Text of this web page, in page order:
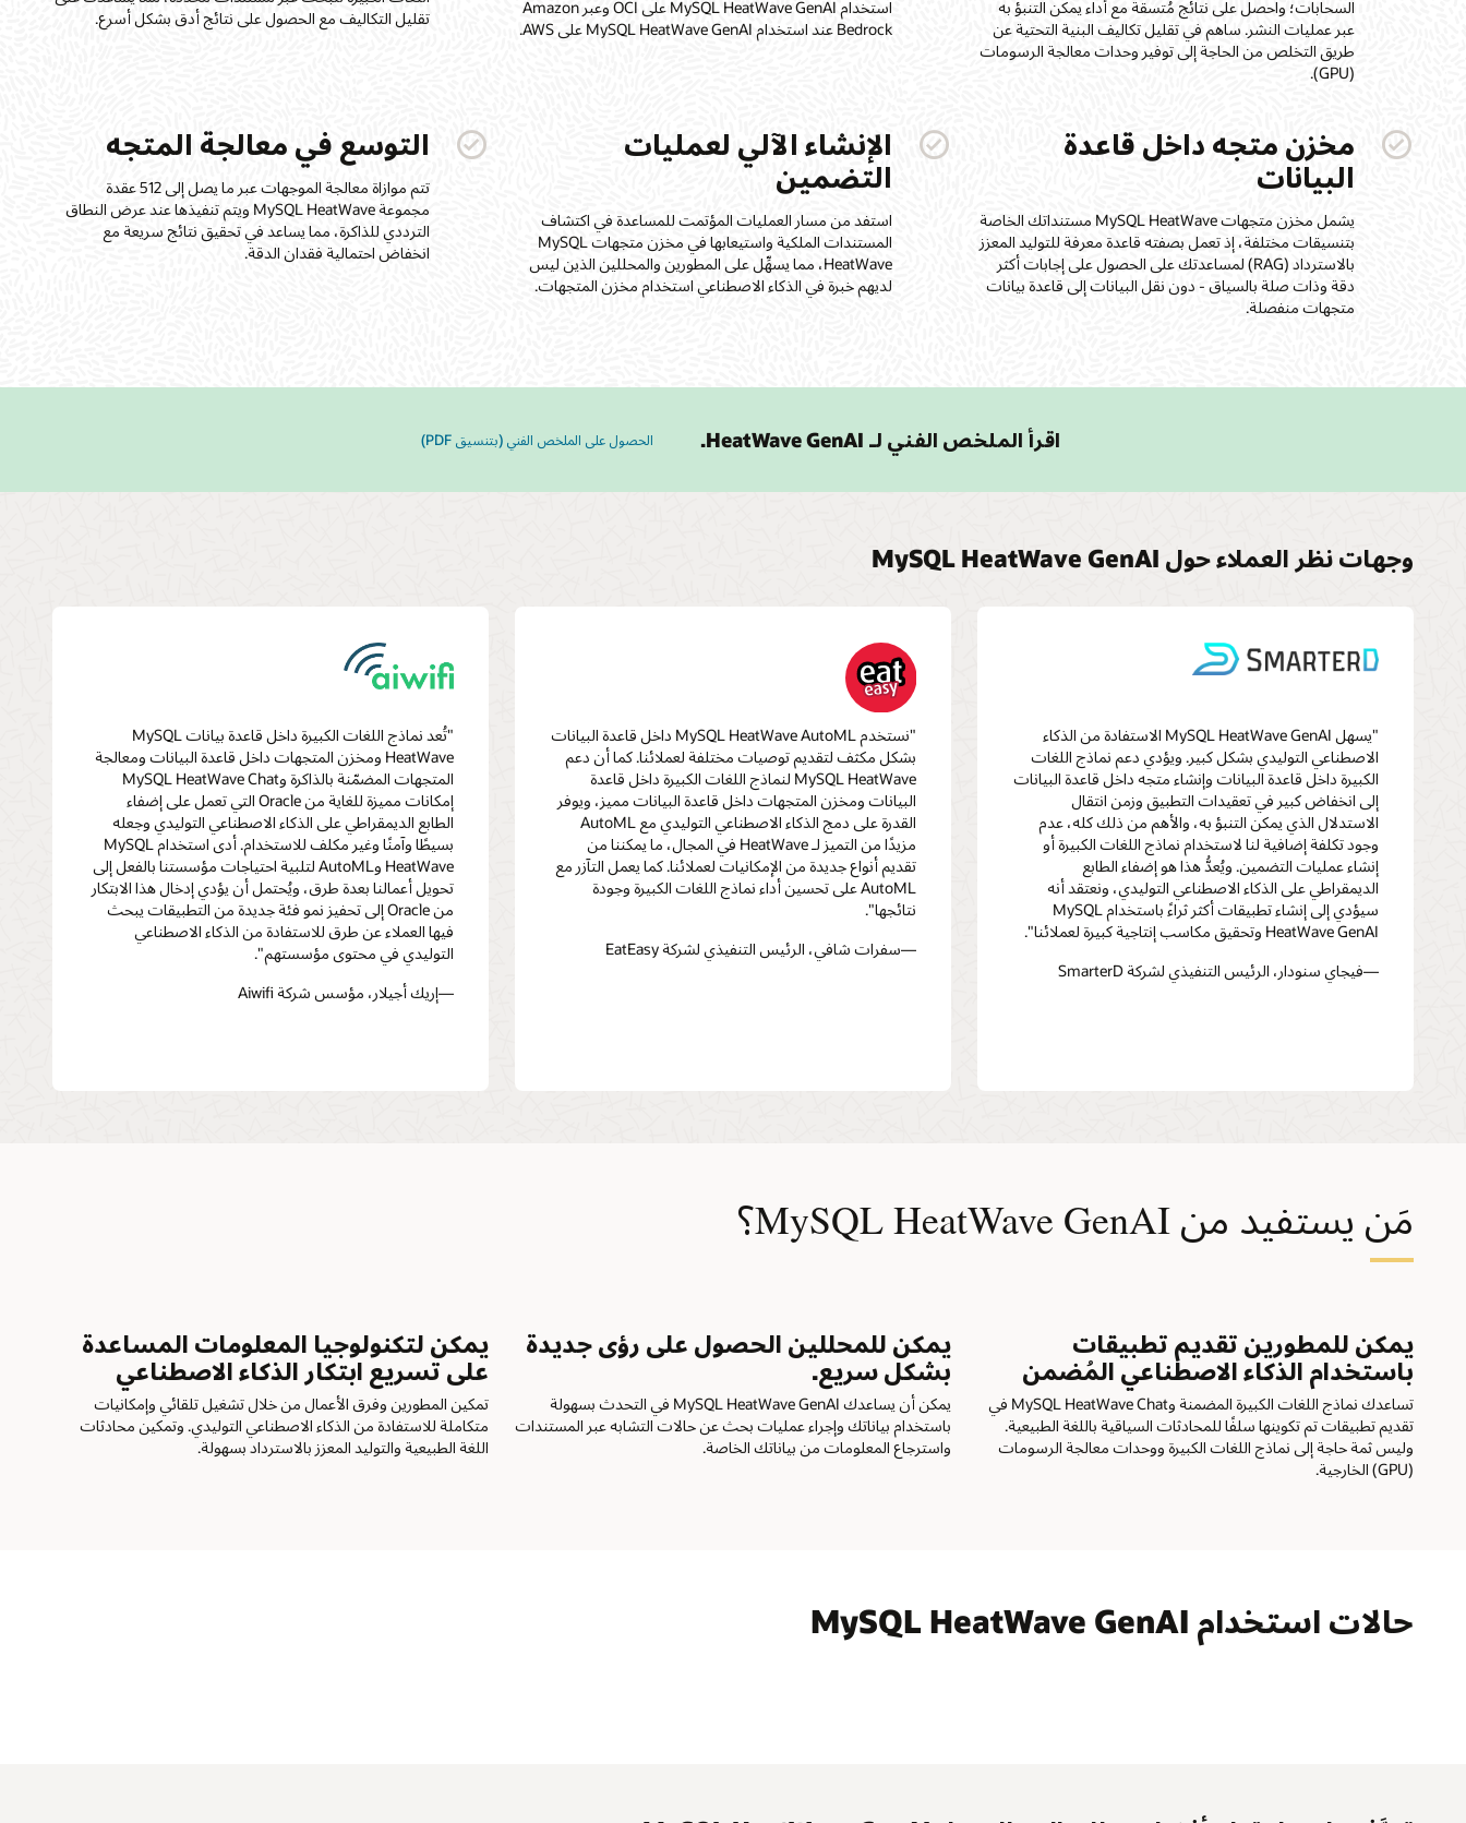
السحابات؛ واحصل على نتائج مُتسقة مع أداء يمكن التنبؤ به
عبر عمليات النشر. ساهم في تقليل تكاليف البنية التحتية عن
طريق التخلص من الحاجة إلى توفير وحدات معالجة الرسومات
(GPU).
استخدام MySQL HeatWave GenAI على OCI وعبر Amazon
Bedrock عند استخدام MySQL HeatWave GenAI على AWS.
تقليل التكاليف مع الحصول على نتائج أدق بشكل أسرع.
مخزن متجه داخل قاعدة
البيانات
يشمل مخزن متجهات MySQL HeatWave مستنداتك الخاصة
بتنسيقات مختلفة، إذ تعمل بصفته قاعدة معرفة للتوليد المعزز
بالاسترداد (RAG) لمساعدتك على الحصول على إجابات أكثر
دقة وذات صلة بالسياق - دون نقل البيانات إلى قاعدة بيانات
متجهات منفصلة.
الإنشاء الآلي لعمليات
التضمين
استفد من مسار العمليات المؤتمت للمساعدة في اكتشاف
المستندات الملكية واستيعابها في مخزن متجهات MySQL
HeatWave، مما يسهِّل على المطورين والمحللين الذين ليس
لديهم خبرة في الذكاء الاصطناعي استخدام مخزن المتجهات.
التوسع في معالجة المتجه
تتم موازاة معالجة الموجهات عبر ما يصل إلى 512 عقدة
مجموعة MySQL HeatWave ويتم تنفيذها عند عرض النطاق
الترددي للذاكرة، مما يساعد في تحقيق نتائج سريعة مع
انخفاض احتمالية فقدان الدقة.
اقرأ الملخص الفني لـ HeatWave GenAI. الحصول على الملخص الفني (بتنسيق PDF)
وجهات نظر العملاء حول MySQL HeatWave GenAI
"يسهل MySQL HeatWave GenAI الاستفادة من الذكاء
الاصطناعي التوليدي بشكل كبير. ويؤدي دعم نماذج اللغات
الكبيرة داخل قاعدة البيانات وإنشاء متجه داخل قاعدة البيانات
إلى انخفاض كبير في تعقيدات التطبيق وزمن انتقال
الاستدلال الذي يمكن التنبؤ به، والأهم من ذلك كله، عدم
وجود تكلفة إضافية لنا لاستخدام نماذج اللغات الكبيرة أو
إنشاء عمليات التضمين. ويُعدُّ هذا هو إضفاء الطابع
الديمقراطي على الذكاء الاصطناعي التوليدي، ونعتقد أنه
سيؤدي إلى إنشاء تطبيقات أكثر ثراءً باستخدام MySQL
HeatWave GenAI وتحقيق مكاسب إنتاجية كبيرة لعملائنا".
—فيجاي سنودار، الرئيس التنفيذي لشركة SmarterD
"نستخدم MySQL HeatWave AutoML داخل قاعدة البيانات
بشكل مكثف لتقديم توصيات مختلفة لعملائنا. كما أن دعم
MySQL HeatWave لنماذج اللغات الكبيرة داخل قاعدة
البيانات ومخزن المتجهات داخل قاعدة البيانات مميز، ويوفر
القدرة على دمج الذكاء الاصطناعي التوليدي مع AutoML
مزيدًا من التميز لـ HeatWave في المجال، ما يمكننا من
تقديم أنواع جديدة من الإمكانيات لعملائنا. كما يعمل التآزر مع
AutoML على تحسين أداء نماذج اللغات الكبيرة وجودة
نتائجها".
—سفرات شافي، الرئيس التنفيذي لشركة EatEasy
"تُعد نماذج اللغات الكبيرة داخل قاعدة بيانات MySQL
HeatWave ومخزن المتجهات داخل قاعدة البيانات ومعالجة
المتجهات المضمّنة بالذاكرة وMySQL HeatWave Chat
إمكانات مميزة للغاية من Oracle التي تعمل على إضفاء
الطابع الديمقراطي على الذكاء الاصطناعي التوليدي وجعله
بسيطًا وآمنًا وغير مكلف للاستخدام. أدى استخدام MySQL
HeatWave وAutoML لتلبية احتياجات مؤسستنا بالفعل إلى
تحويل أعمالنا بعدة طرق، ويُحتمل أن يؤدي إدخال هذا الابتكار
من Oracle إلى تحفيز نمو فئة جديدة من التطبيقات يبحث
فيها العملاء عن طرق للاستفادة من الذكاء الاصطناعي
التوليدي في محتوى مؤسستهم".
—إريك أجيلار، مؤسس شركة Aiwifi
مَن يستفيد من MySQL HeatWave GenAI؟
يمكن للمطورين تقديم تطبيقات
باستخدام الذكاء الاصطناعي المُضمن
تساعدك نماذج اللغات الكبيرة المضمنة وMySQL HeatWave Chat في
تقديم تطبيقات تم تكوينها سلفًا للمحادثات السياقية باللغة الطبيعية.
وليس ثمة حاجة إلى نماذج اللغات الكبيرة ووحدات معالجة الرسومات
(GPU) الخارجية.
يمكن للمحللين الحصول على رؤى جديدة
بشكل سريع.
يمكن أن يساعدك MySQL HeatWave GenAI في التحدث بسهولة
باستخدام بياناتك وإجراء عمليات بحث عن حالات التشابه عبر المستندات
واسترجاع المعلومات من بياناتك الخاصة.
يمكن لتكنولوجيا المعلومات المساعدة
على تسريع ابتكار الذكاء الاصطناعي
تمكين المطورين وفرق الأعمال من خلال تشغيل تلقائي وإمكانيات
متكاملة للاستفادة من الذكاء الاصطناعي التوليدي. وتمكين محادثات
اللغة الطبيعية والتوليد المعزز بالاسترداد بسهولة.
حالات استخدام MySQL HeatWave GenAI